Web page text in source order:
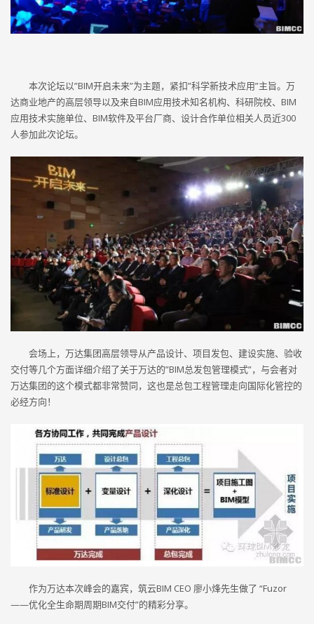
本次论坛以”BIM开启未来”为主题，紧扣”科学新技术应用”主旨。万
达商业地产的高层领导以及来自BIM应用技术知名机构、科研院校、BIM
应用技术实施单位、BIM软件及平台厂商、设计合作单位相关人员近300
人参加此次论坛。
会场上，万达集团高层领导从产品设计、项目发包、建设实施、验收
交付等几个方面详细介绍了关于万达的”BIM总发包管理模式”，与会者对
万达集团的这个模式都非常赞同，这也是总包工程管理走向国际化管控的
必经方向！
作为万达本次峰会的嘉宾，筑云BIM CEO 廖小烽先生做了 “Fuzor
——优化全生命期周期BIM交付”的精彩分享。